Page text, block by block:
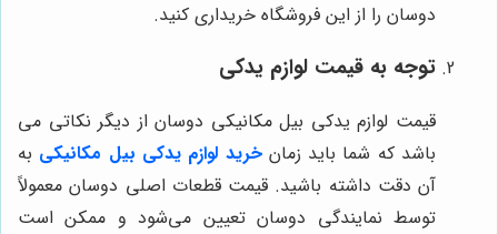
دوسان را از این فروشگاه خریداری کنید.
توجه به قیمت لوازم یدکی
قیمت لوازم یدکی بیل مکانیکی دوسان از دیگر نکاتی می
باشد که شما باید زمانخرید لوازم یدکی بیل مکانیکی به
آن دقت داشته باشید. قیمت قطعات اصلی دوسان معمولاً
توسط نمایندگی دوسان تعیین می‌شود و ممکن است